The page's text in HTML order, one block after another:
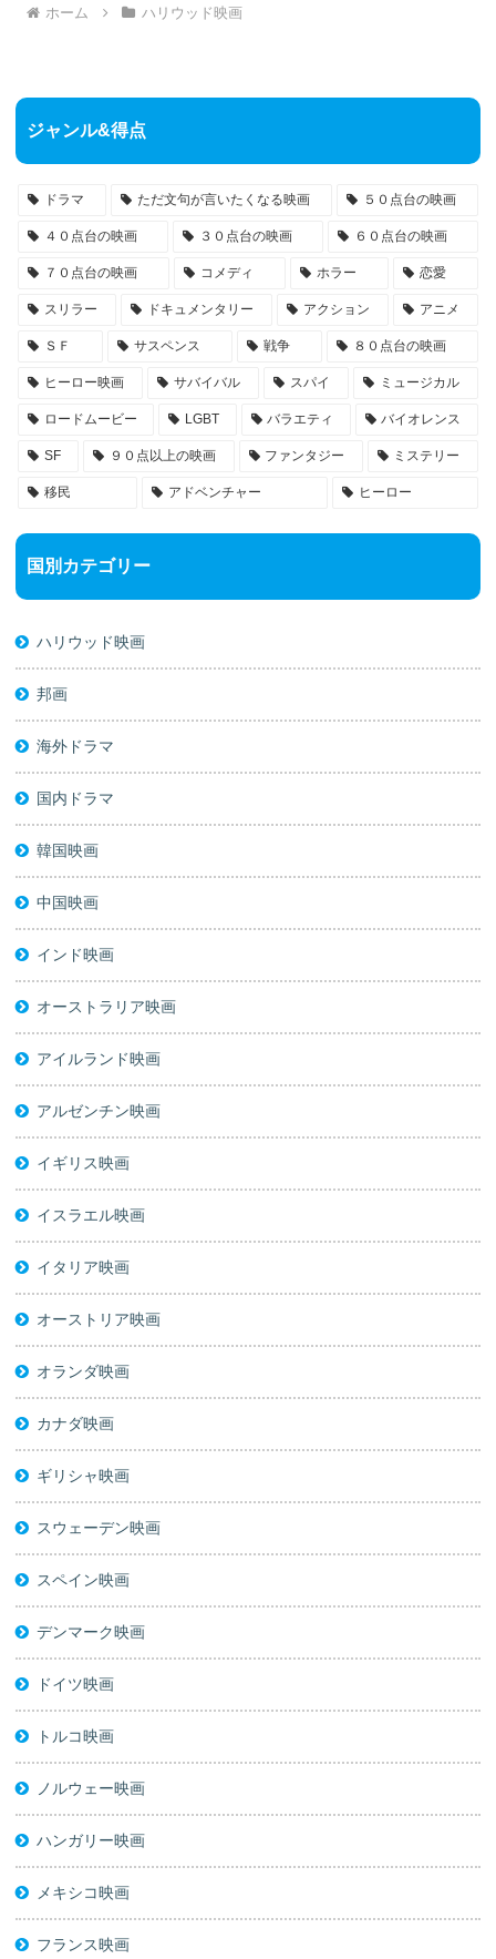
ホーム ハリウッド映画
ジャンル&得点
ドラマ ただ文句が言いたくなる映画 ５０点台の映画
４０点台の映画 ３０点台の映画 ６０点台の映画
７０点台の映画 コメディ ホラー 恋愛
スリラー ドキュメンタリー アクション アニメ
ＳＦ サスペンス 戦争 ８０点台の映画
ヒーロー映画 サバイバル スパイ ミュージカル
ロードムービー LGBT バラエティ バイオレンス
SF ９０点以上の映画 ファンタジー ミステリー
移民 アドベンチャー ヒーロー
国別カテゴリー
ハリウッド映画
邦画
海外ドラマ
国内ドラマ
韓国映画
中国映画
インド映画
オーストラリア映画
アイルランド映画
アルゼンチン映画
イギリス映画
イスラエル映画
イタリア映画
オーストリア映画
オランダ映画
カナダ映画
ギリシャ映画
スウェーデン映画
スペイン映画
デンマーク映画
ドイツ映画
トルコ映画
ノルウェー映画
ハンガリー映画
メキシコ映画
フランス映画